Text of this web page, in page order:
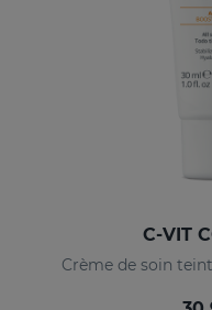
C-VIT